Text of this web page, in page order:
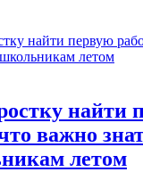
найти
важно
летом